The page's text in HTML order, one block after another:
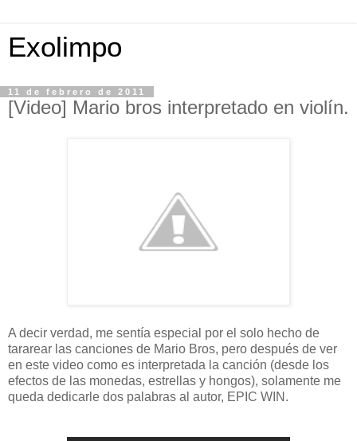
Exolimpo
11 de febrero de 2011
[Video] Mario bros interpretado en violín.
A decir verdad, me sentía especial por el solo hecho de
tararear las canciones de Mario Bros, pero después de ver
en este video como es interpretada la canción (desde los
efectos de las monedas, estrellas y hongos), solamente me
queda dedicarle dos palabras al autor, EPIC WIN.